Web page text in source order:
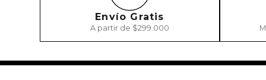
Envío Gratis
A partir de $299.000